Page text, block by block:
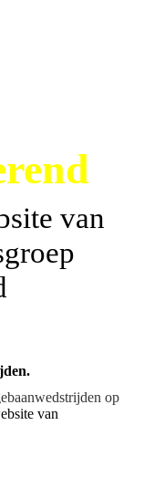
van
op
van